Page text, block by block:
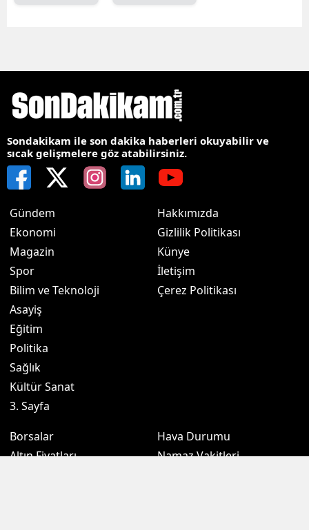
Sondakikam ile son dakika haberleri okuyabilir ve
sıcak gelişmelere göz atabilirsiniz.
Gündem
Ekonomi
Magazin
Spor
Bilim ve Teknoloji
Asayiş
Eğitim
Politika
Sağlık
Kültür Sanat
3. Sayfa
Hakkımızda
Gizlilik Politikası
Künye
İletişim
Çerez Politikası
Borsalar
Altın Fiyatları
Hava Durumu
Namaz Vakitleri